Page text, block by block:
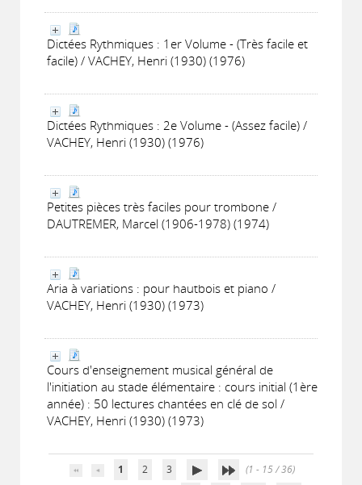
Dictées Rythmiques : 1er Volume - (Très facile et
facile) / VACHEY, Henri (1930) (1976)
Dictées Rythmiques : 2e Volume - (Assez facile) /
VACHEY, Henri (1930) (1976)
Petites pièces très faciles pour trombone /
DAUTREMER, Marcel (1906-1978) (1974)
Aria à variations : pour hautbois et piano /
VACHEY, Henri (1930) (1973)
Cours d'enseignement musical général de
l'initiation au stade élémentaire : cours initial (1ère
année) : 50 lectures chantées en clé de sol /
VACHEY, Henri (1930) (1973)
1 2 3
(1 - 15 / 36)